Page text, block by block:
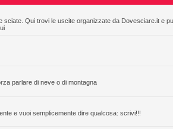
Qui trovi le uscite organizzate da Dovesciare.it e
parlare di neve o di montagna
e vuoi semplicemente dire qualcosa: scrivi!!!